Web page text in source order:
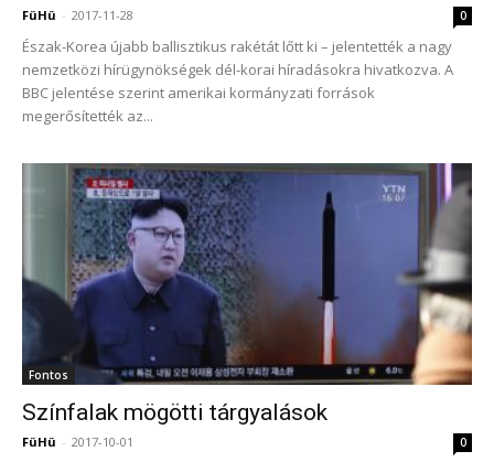
FüHü - 2017-11-28 0
Észak-Korea újabb ballisztikus rakétát lőtt ki – jelentették a nagy
nemzetközi hírügynökségek dél-korai híradásokra hivatkozva. A
BBC jelentése szerint amerikai kormányzati források
megerősítették az...
Fontos
Színfalak mögötti tárgyalások
FüHü - 2017-10-01 0